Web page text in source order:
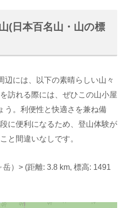
(日本百名山・山の標
辺には、以下の素晴らしい山々
訪れる際には、ぜひこの山小屋
う。利便性と快適さを兼ね備
に便利になるため、登山体験が
と間違いなしです。
）> (距離: 3.8 km, 標高: 1491